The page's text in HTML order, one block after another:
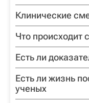
Клинические
Что происходит
Есть ли
Есть ли жизнь
ученых